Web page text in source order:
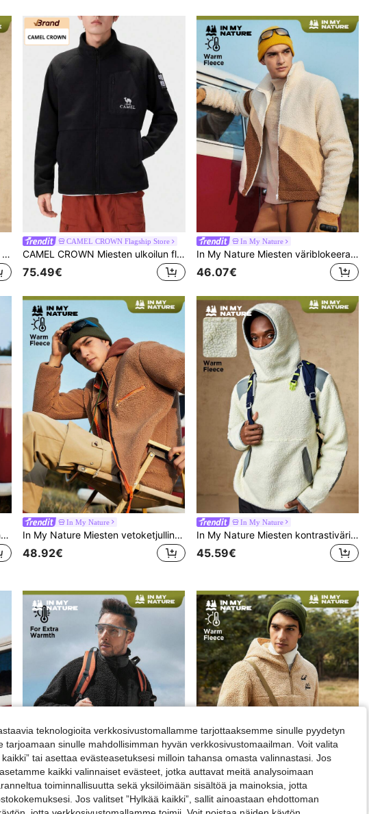
In My Nature Miesten läppädetalji puolinapillinen samettinen collegepaita
CAMEL CROWN Flagship Store
CAMEL CROWN Miesten ulkoilun fleecejakku pystykauluksella, tuulenpitävä ohut fleece, lämpimä, urheilujakku, collegepuseron vuori
75.49€
In My Nature
In My Nature Miesten väriblokeerattu sherpa-takki
46.07€
In My Nature Miesten vetoketjullinen hupullinen nalletakki
In My Nature
In My Nature Miesten vetoketjullinen fleecetakki ulkoiluun
48.92€
In My Nature
In My Nature Miesten kontrastivärinen hupullinen teddy-collegepaita
45.59€
teknologioita verkkosivustomallamme tarjottaaksemme sinulle pyydetyn
tarjoamaan sinulle mahdollisimman hyvän verkkosivustomaailman. Voit valita
kaikki” tai asettaa evästeasetuksesi milloin tahansa omasta valinnastasi. Jos
kaikki valinnaiset evästeet, jotka auttavat meitä analysoimaan
toiminnallisuutta sekä yksilöimään sisältöä ja mainoksia, jotta
Jos valitset ”Hylkää kaikki”, sallit ainoastaan ehdottoman